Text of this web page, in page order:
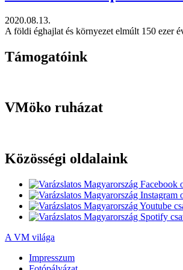
2020.08.13.
A földi éghajlat és környezet elmúlt 150 ezer
Támogatóink
VMöko ruházat
Közösségi oldalaink
A VM világa
Impresszum